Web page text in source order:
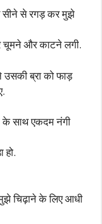
सीने से रगड़ कर मुझे
चूमने और काटने लगी.
उसकी ब्रा को फाड़
के साथ एकदम नंगी
हो.
चिढ़ाने के लिए आधी